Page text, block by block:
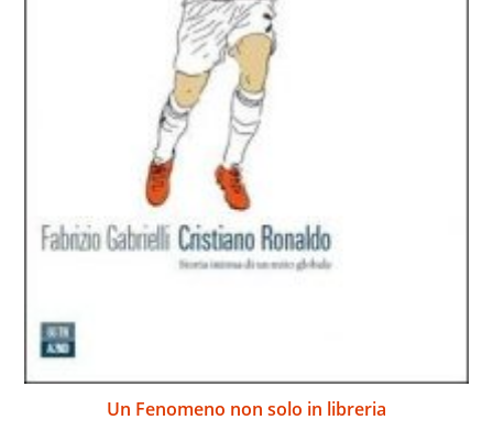
Un Fenomeno non solo in libreria